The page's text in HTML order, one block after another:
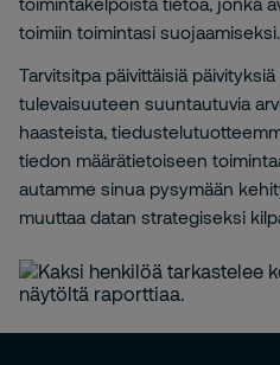
toimiin toimintasi suojaamiseksi.
Tarvitsitpa päivittäisiä
tulevaisuuteen suuntautuvia
haasteista,
tiedon määrätietoiseen
autamme sinua pysymään
muuttaa datan strategiseksi